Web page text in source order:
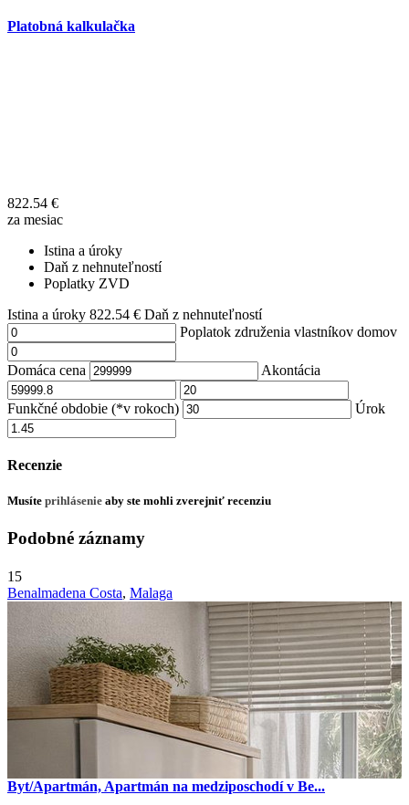
Platobná kalkulačka
822.54 €
za mesiac
Istina a úroky
Daň z nehnuteľností
Poplatky ZVD
Istina a úroky 822.54 € Daň z nehnuteľností
Poplatok združenia vlastníkov domov
Domáca cena Akontácia
Funkčné obdobie (*v rokoch) Úrok
Recenzie
Musíte prihlásenie aby ste mohli zverejniť recenziu
Podobné záznamy
15
Benalmadena Costa, Malaga
Byt/Apartmán, Apartmán na medziposchodí v Be...